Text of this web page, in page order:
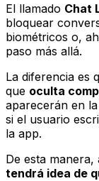
El llamado Chat
bloquear
biométricos o,
paso más allá.
La diferencia es
que oculta
aparecerán en
si el usuario
la app.
De esta
tendrá idea de